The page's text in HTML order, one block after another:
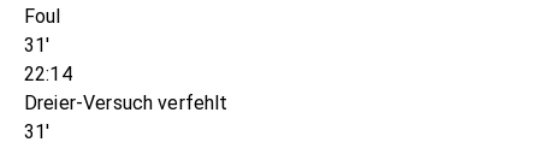
Foul
31'
22:14
Dreier-Versuch verfehlt
31'